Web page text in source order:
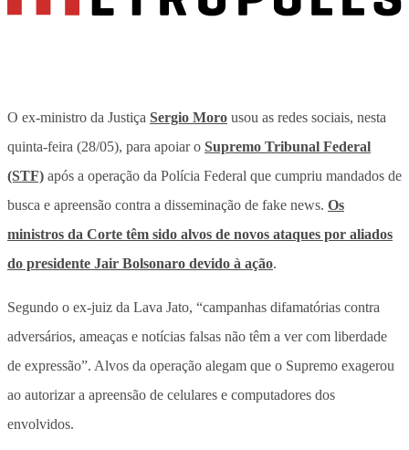
O ex-ministro da Justiça Sergio Moro usou as redes sociais, nesta
quinta-feira (28/05), para apoiar o Supremo Tribunal Federal
(STF) após a operação da Polícia Federal que cumpriu mandados de
busca e apreensão contra a disseminação de fake news. Os
ministros da Corte têm sido alvos de novos ataques por aliados
do presidente Jair Bolsonaro devido à ação.
Segundo o ex-juiz da Lava Jato, “campanhas difamatórias contra
adversários, ameaças e notícias falsas não têm a ver com liberdade
de expressão”. Alvos da operação alegam que o Supremo exagerou
ao autorizar a apreensão de celulares e computadores dos
envolvidos.